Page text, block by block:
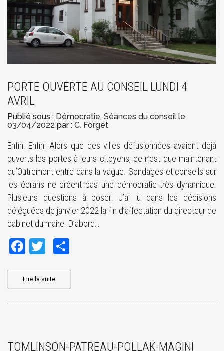
PORTE OUVERTE AU CONSEIL LUNDI 4
AVRIL
Publié sous : Démocratie, Séances du conseil le
03/04/2022 par : C. Forget
Enfin! Enfin! Alors que des villes défusionnées avaient déjà
ouverts les portes à leurs citoyens, ce n’est que maintenant
qu’Outremont entre dans la vague. Sondages et conseils sur
les écrans ne créent pas une démocratie très dynamique.
Plusieurs questions à poser: J’ai lu dans les décisions
déléguées de janvier 2022 la fin d’affectation du directeur de
cabinet du maire. D’abord…
FacebookTwitter
Lire la suite
TOMLINSON-PATREAU-POLLAK-MAGINI